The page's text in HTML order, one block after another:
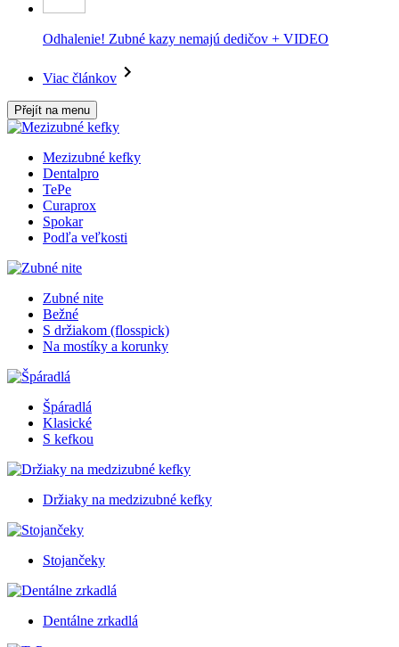
Odhalenie! Zubné kazy nemajú dedičov + VIDEO
Viac článkov
Přejít na menu
Mezizubné kefky
Dentalpro
TePe
Curaprox
Spokar
Podľa veľkosti
Zubné nite
Bežné
S držiakom (flosspick)
Na mostíky a korunky
Špáradlá
Klasické
S kefkou
Držiaky na medzizubné kefky
Stojančeky
Dentálne zrkadlá